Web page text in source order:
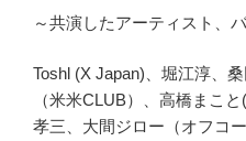
～共演したアーティスト、
Toshl (X Japan)、堀江淳、
（米米CLUB）、高橋まこ
孝三、大間ジロー（オフコ